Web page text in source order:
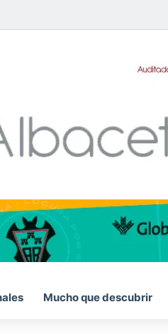
Mucho que descubrir